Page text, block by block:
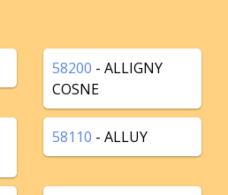
58200 - ALLIGNY
COSNE
58110 - ALLUY